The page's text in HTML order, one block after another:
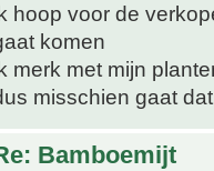
hoop voor de
komen
merk met mijn
misschien gaat
Bamboemijt